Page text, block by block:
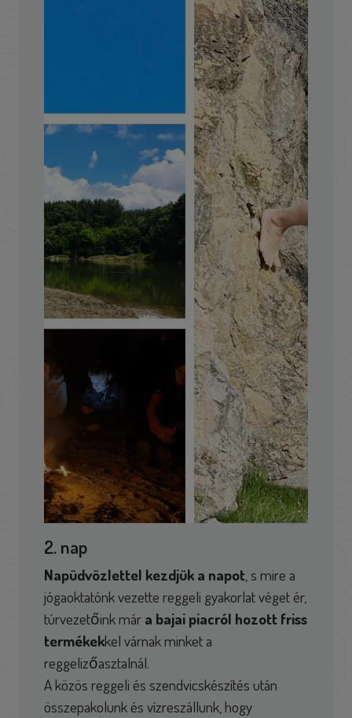
2. nap
Napüdvözlettel kezdjük a napot, s mire a
jógaoktatónk vezette reggeli gyakorlat véget ér,
túrvezetőink már a bajai piacról hozott friss
termékekkel várnak minket a
reggelizőasztalnál.
A közös reggeli és szendvicskészítés után
összepakolunk és vízreszállunk, hogy